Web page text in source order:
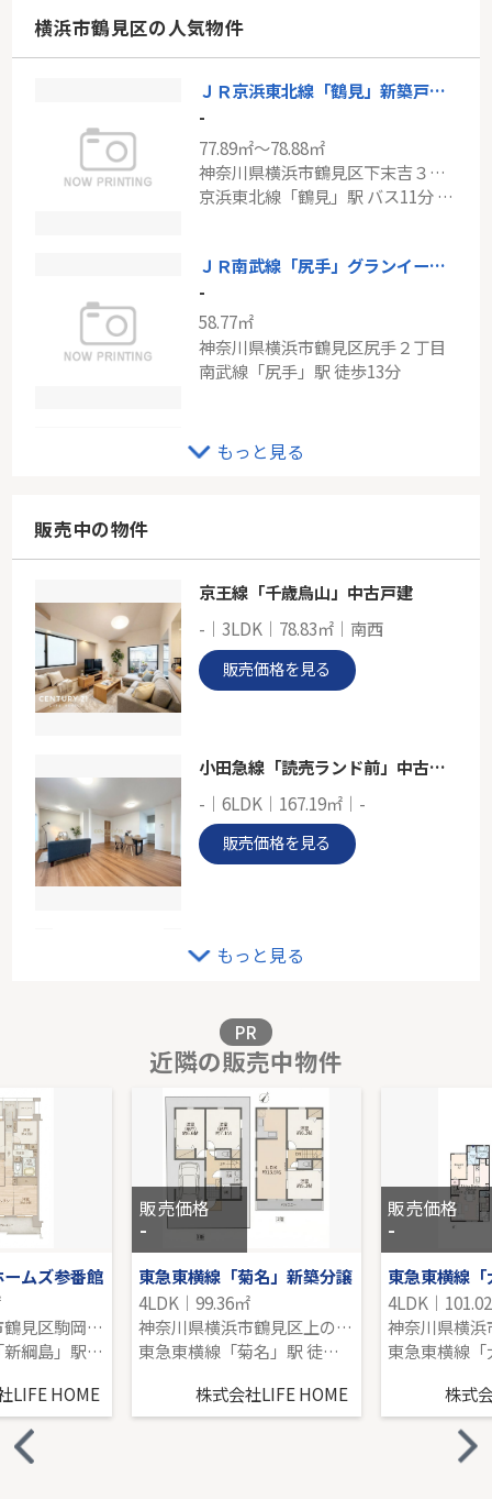
神奈川県川崎市中原区宮内４丁目
南武線「武蔵中原」駅 徒歩11分
71.25㎡
神奈川県川崎市宮前区平１丁目
横浜市鶴見区の人気物件
ＪＲ京浜東北線「鶴見」新築戸建て
-
77.89㎡～78.88㎡
神奈川県横浜市鶴見区下末吉３丁目
京浜東北線「鶴見」駅 バス11分 「末吉小学校前」 停歩2分
ＪＲ南武線「尻手」グランイーグル横濱鶴見Ⅲ
-
58.77㎡
神奈川県横浜市鶴見区尻手２丁目
南武線「尻手」駅 徒歩13分
ＪＲ京浜東北線「鶴見」中古戸建
-
-
100.00㎡
神奈川県横浜市鶴見区馬場３丁目
もっと見る
販売中の物件
京王線「千歳烏山」中古戸建
-｜3LDK｜78.83㎡｜南西
販売価格を見る
小田急線「読売ランド前」中古戸建
-｜6LDK｜167.19㎡｜-
販売価格を見る
販売価格を見る
鷺沼南パーク・ホームズクルエダ
1階｜3LDK｜70.42㎡｜南東
販売価格を見る
もっと見る
PR
近隣の販売中物件
ムズ参番館
神奈川県横浜市鶴見区駒岡５丁目
東急新横浜線「新綱島」駅 徒歩19分
LIFE HOME
販売価格
-
東急東横線「菊名」新築分譲
4LDK｜99.36㎡
神奈川県横浜市鶴見区上の宮１丁目
東急東横線「菊名」駅 徒歩12分
株式会社LIFE HOME
販売価格
-
4LDK｜
株式